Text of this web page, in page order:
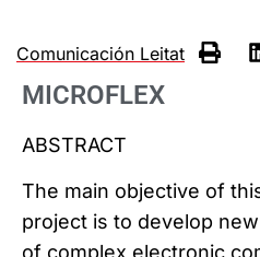
Comunicación Leitat
MICROFLEX
ABSTRACT
The main objective of
project is to develop
of complex electronic